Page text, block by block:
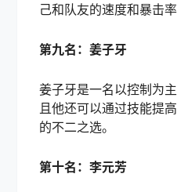
己和队友的速度和暴击
第九名：姜子牙
姜子牙是一名以控制为
且他还可以通过技能提
的不二之选。
第十名：李元芳